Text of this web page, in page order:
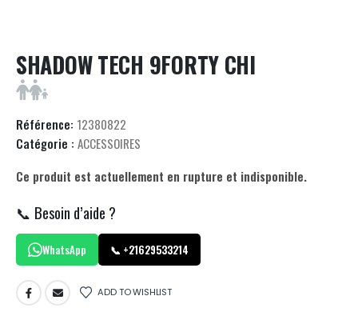
SHADOW TECH 9FORTY CHI
Référence: 12380822
Catégorie : ACCESSOIRES
Ce produit est actuellement en rupture et indisponible.
📞 Besoin d’aide ?
WhatsApp 📞 +21629533214
ADD TO WISHLIST